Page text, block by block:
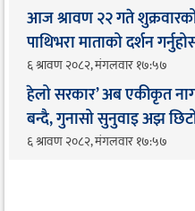
आज श्रावण २२ गते
पाथिभरा माताको दर्शन
६ श्रावण २०८२, मंगलवार १७:५७
हेलो सरकार’ अब एकीकृत
बन्दै, गुनासो सुनुवाइ अझ
६ श्रावण २०८२, मंगलवार १७:५७